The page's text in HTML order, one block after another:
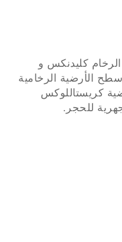
كليدنكس و
الأرضية الرخامية
كريستاللوكس
للحجر.